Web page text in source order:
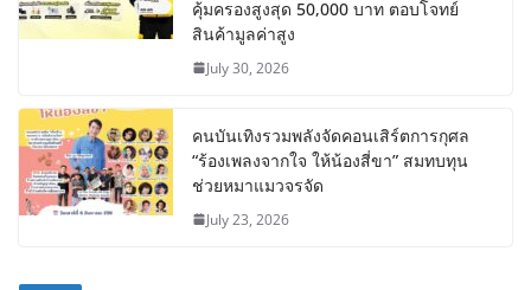
คุ้มครองสูงสุด 50,000 บาท ตอบโจทย์
สินค้ามูลค่าสูง
July 30, 2026
คนบันเทิงรวมพลังจัดคอนเสิร์ตการกุศล
“ร้องเพลงจากใจ ให้น้องสี่ขา” สมทบทุน
ช่วยหมาแมวจรจัด
July 23, 2026